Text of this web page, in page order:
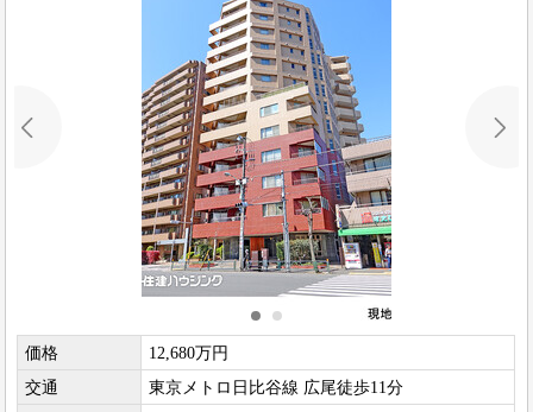
価格
12,680万円
交通
東京メトロ日比谷線 広尾徒歩11分